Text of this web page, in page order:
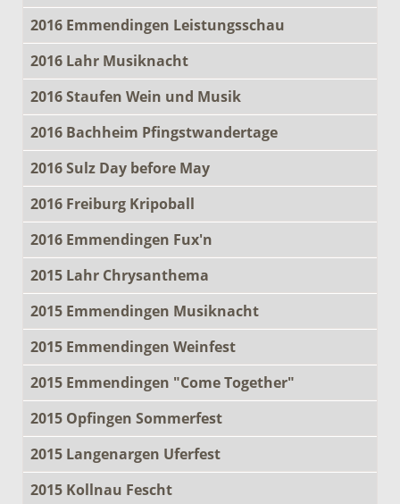
2016 Emmendingen Leistungsschau
2016 Lahr Musiknacht
2016 Staufen Wein und Musik
2016 Bachheim Pfingstwandertage
2016 Sulz Day before May
2016 Freiburg Kripoball
2016 Emmendingen Fux'n
2015 Lahr Chrysanthema
2015 Emmendingen Musiknacht
2015 Emmendingen Weinfest
2015 Emmendingen "Come Together"
2015 Opfingen Sommerfest
2015 Langenargen Uferfest
2015 Kollnau Fescht